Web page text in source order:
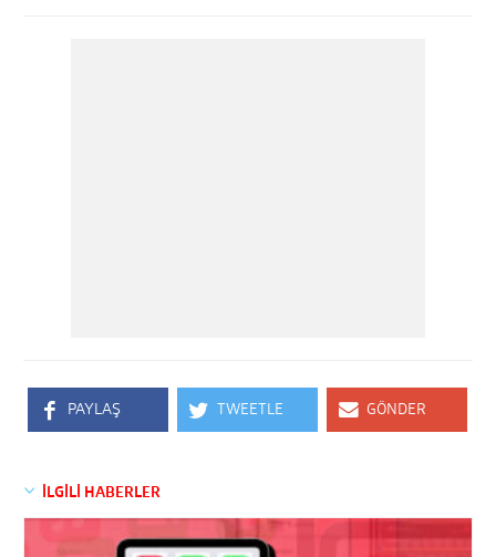
PAYLAŞ TWEETLE GÖNDER
İLGİLİ HABERLER